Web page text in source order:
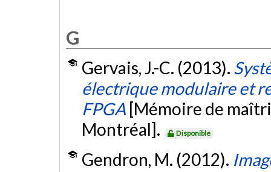
G
Gervais, J.-C. (2013).
électrique modulaire et
FPGA [Mémoire de
Montréal].
Disponible
Gendron, M. (2012).